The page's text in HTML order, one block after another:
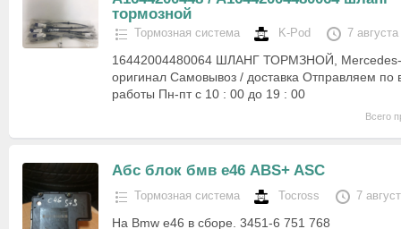
тормозной
Тормозная система K-Pod 7
16442004480064 ШЛАНГ ТОРМЗНОЙ,
оригинал Самовывоз / доставка Отправляем по
работы Пн-пт с 10 : 00 до 19 : 00
Всего
Абс блок бмв е46 ABS+ ASC
Тормозная система Tocross 7
На Bmw e46 в сборе. 3451-6 751 768